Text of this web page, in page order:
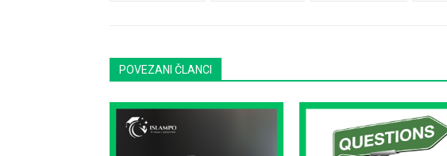
POVEZANI ČLANCI